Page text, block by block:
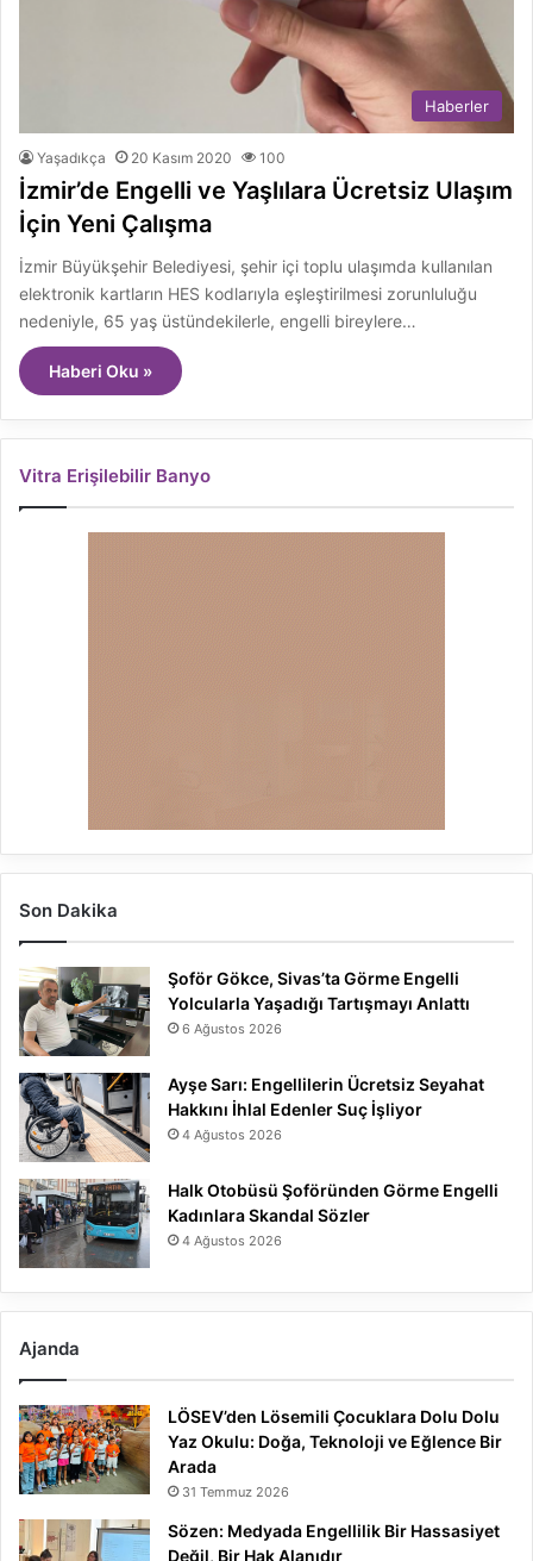
Haberler
Yaşadıkça 20 Kasım 2020 100
İzmir’de Engelli ve Yaşlılara Ücretsiz Ulaşım
İçin Yeni Çalışma
İzmir Büyükşehir Belediyesi, şehir içi toplu ulaşımda kullanılan
elektronik kartların HES kodlarıyla eşleştirilmesi zorunluluğu
nedeniyle, 65 yaş üstündekilerle, engelli bireylere…
Haberi Oku »
Vitra Erişilebilir Banyo
Son Dakika
Şoför Gökce, Sivas’ta Görme Engelli
Yolcularla Yaşadığı Tartışmayı Anlattı
6 Ağustos 2026
Ayşe Sarı: Engellilerin Ücretsiz Seyahat
Hakkını İhlal Edenler Suç İşliyor
4 Ağustos 2026
Halk Otobüsü Şoföründen Görme Engelli
Kadınlara Skandal Sözler
4 Ağustos 2026
Ajanda
LÖSEV’den Lösemili Çocuklara Dolu Dolu
Yaz Okulu: Doğa, Teknoloji ve Eğlence Bir
Arada
31 Temmuz 2026
Sözen: Medyada Engellilik Bir Hassasiyet
Değil, Bir Hak Alanıdır